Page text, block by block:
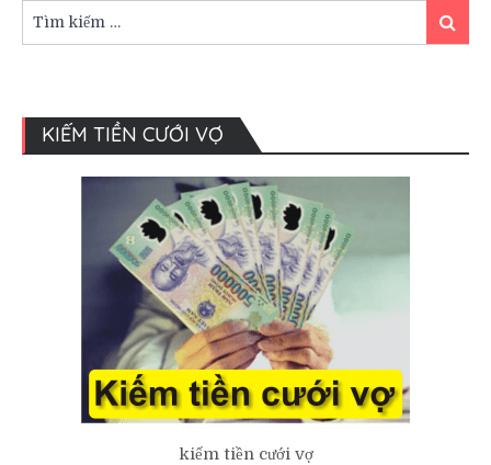
kiếm:
Tìm
kiếm
KIẾM TIỀN CƯỚI VỢ
kiếm tiền cưới vợ